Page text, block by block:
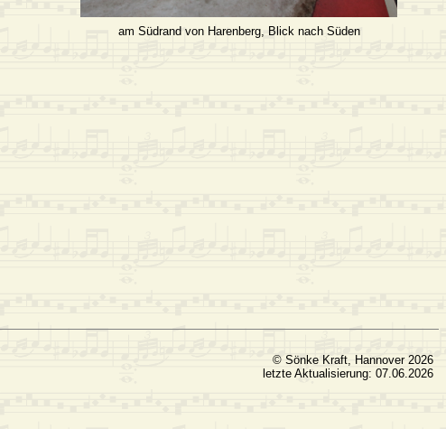
am Südrand von Harenberg, Blick nach Süden
© Sönke Kraft, Hannover 2026
letzte Aktualisierung: 07.06.2026